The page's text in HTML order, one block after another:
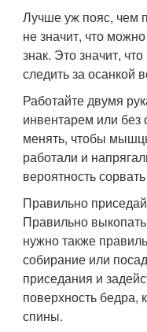
Лучше уж пояс, чем
не значит, что
знак. Это значит,
следить за осанкой
Работайте двумя
инвентарем или
менять, чтобы
работали и
вероятность
Правильно
Правильно
нужно также
собирание или
приседания и
поверхность
спины.